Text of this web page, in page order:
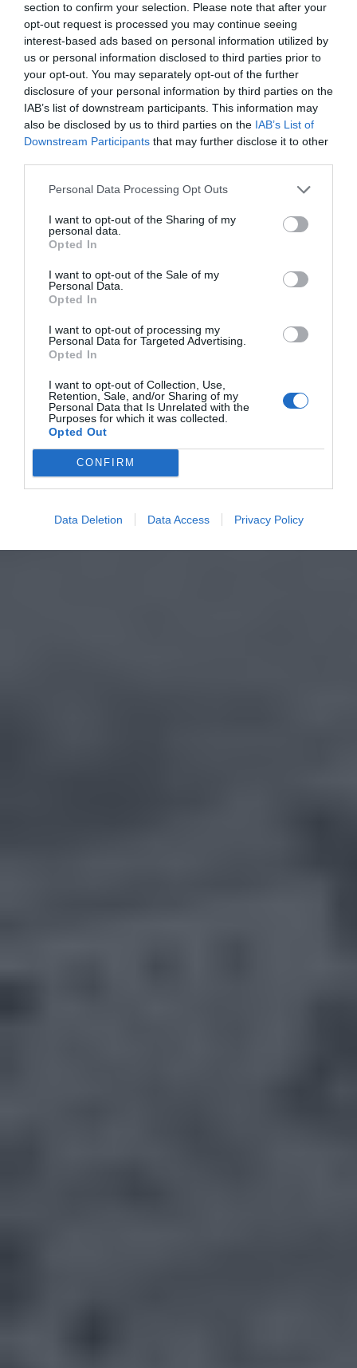
section to confirm your selection. Please note that after your
opt-out request is processed you may continue seeing
interest-based ads based on personal information utilized by
us or personal information disclosed to third parties prior to
your opt-out. You may separately opt-out of the further
disclosure of your personal information by third parties on the
IAB’s list of downstream participants. This information may
also be disclosed by us to third parties on the IAB’s List of
Downstream Participants that may further disclose it to other
Personal Data Processing Opt Outs
I want to opt-out of the Sharing of my
personal data.
Opted In
I want to opt-out of the Sale of my
Personal Data.
Opted In
I want to opt-out of processing my
Personal Data for Targeted Advertising.
Opted In
I want to opt-out of Collection, Use,
Retention, Sale, and/or Sharing of my
Personal Data that Is Unrelated with the
Purposes for which it was collected.
Opted Out
CONFIRM
Data Deletion Data Access Privacy Policy